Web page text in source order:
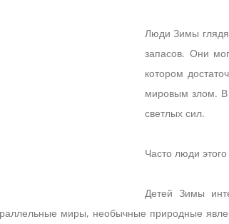
Люди Зимы
запасов. Они
котором
мировым злом. В
светлых сил.
Часто люди
Детей Зимы
миры, необычные природные